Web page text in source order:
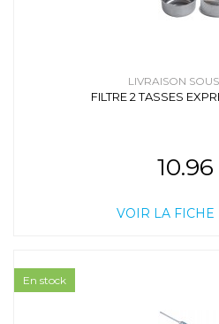
LIVRAISON
FILTRE 2 TASSES
VOIR LA FICHE
En stock